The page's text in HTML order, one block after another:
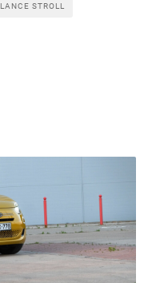
LANCE STROLL